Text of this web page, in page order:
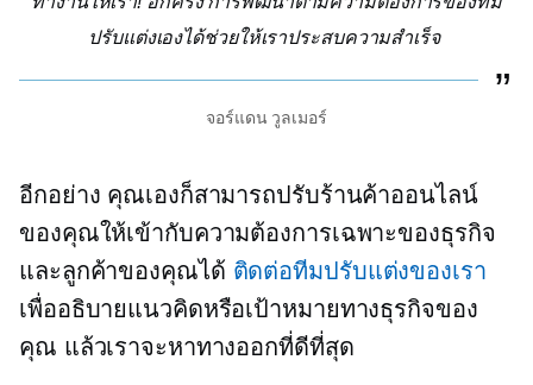
ปรับแต่งเองได้ช่วยให้เราประสบความสำเร็จ
จอร์แดน วูลเมอร์
อีกอย่าง คุณเองก็สามารถปรับร้านค้าออนไลน์
ของคุณให้เข้ากับความต้องการเฉพาะของธุรกิจ
และลูกค้าของคุณได้ ติดต่อทีมปรับแต่งของเรา
เพื่ออธิบายแนวคิดหรือเป้าหมายทางธุรกิจของ
คุณ แล้วเราจะหาทางออกที่ดีที่สุด